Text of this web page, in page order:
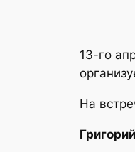
13-го
На